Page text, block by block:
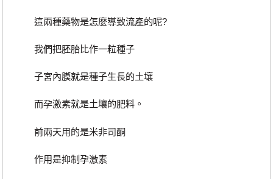
這兩種藥物是怎麼導致流產的呢?
我們把胚胎比作一粒種子
子宮內膜就是種子生長的土壤
而孕激素就是土壤的肥料。
前兩天用的是米非司酮
作用是抑制孕激素